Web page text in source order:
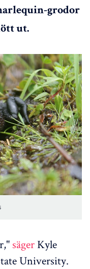
grodor
ut.
säger Kyle
University.